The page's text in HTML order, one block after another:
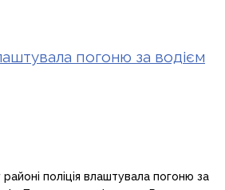
погоню за водієм
поліція влаштувала погоню за